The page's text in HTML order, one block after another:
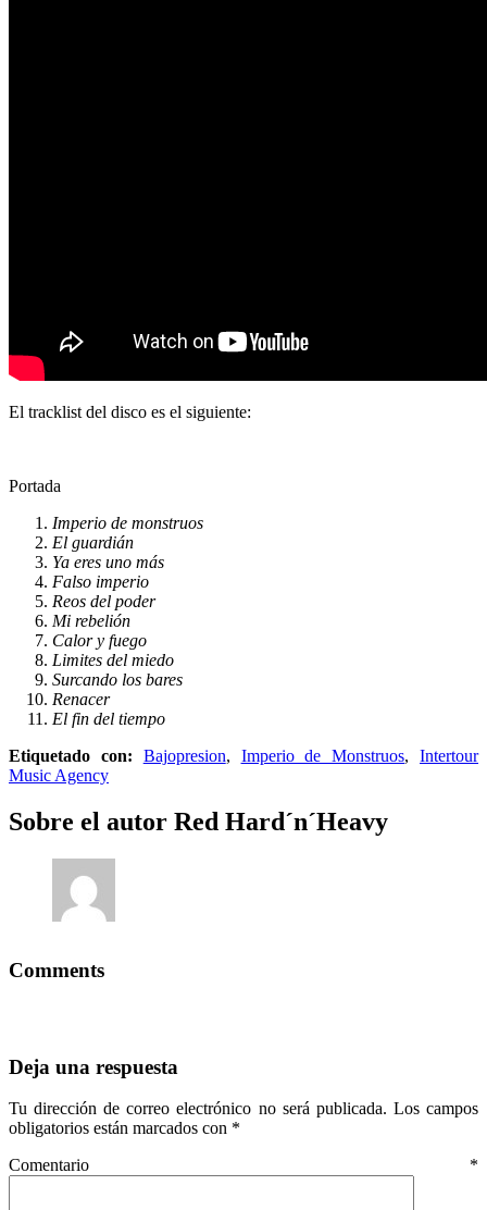
El tracklist del disco es el siguiente:
Portada
Imperio de monstruos
El guardián
Ya eres uno más
Falso imperio
Reos del poder
Mi rebelión
Calor y fuego
Limites del miedo
Surcando los bares
Renacer
El fin del tiempo
Etiquetado con:
Bajopresion, Imperio de Monstruos,Intertour
Music Agency
Sobre el autor Red Hard´n´Heavy
Comments
Deja una respuesta
Tu dirección de correo electrónico no será publicada. Los campos
obligatorios están marcados con *
Comentario *